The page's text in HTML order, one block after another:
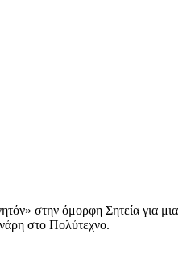
στην όμορφη Σητεία για μια
στο Πολύτεχνο.